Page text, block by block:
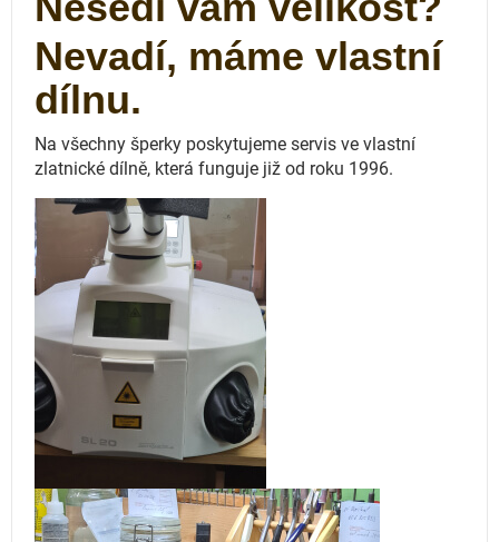
Nevadí, máme vlastní
dílnu.
Na všechny šperky poskytujeme servis ve vlastní
zlatnické dílně, která funguje již od roku 1996.